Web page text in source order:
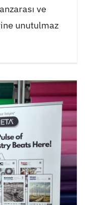
ve
unutulmaz